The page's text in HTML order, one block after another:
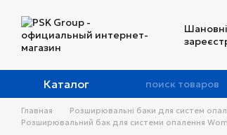
Каталог
Главная Розширювальні баки для систем
Розширювальний бак для системи опалення